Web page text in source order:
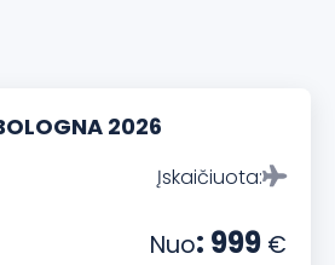
2026
Įskaičiuota:
Nuo: 999 €